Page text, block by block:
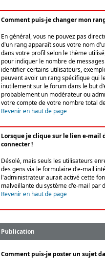
Comment puis-je changer mon
En général, vous ne pouvez pas
d'un rang apparaît sous votre nom
dans votre profil selon le thème
pour indiquer le nombre de
identifier certains utilisateurs,
peuvent avoir un rang spécifique qui
inutilement sur le forum dans le but
probablement un modérateur ou
votre compte de votre nombre total
Revenir en haut de page
Lorsque je clique sur le lien e-
connecter !
Désolé, mais seuls les utilisateurs
des gens via le formulaire d'e-mail
l'administrateur aurait activé cette
malveillante du système d'e-mail par
Revenir en haut de page
Publication
Comment puis-je poster un sujet